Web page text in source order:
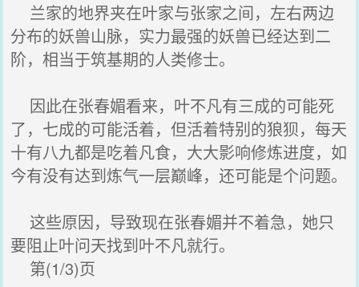
兰家的地界夹在叶家与张家之间，左右两边
分布的妖兽山脉，实力最强的妖兽已经达到二
阶，相当于筑基期的人类修士。
因此在张春媚看来，叶不凡有三成的可能死
了，七成的可能活着，但活着特别的狼狈，每天
十有八九都是吃着凡食，大大影响修炼进度，如
今有没有达到炼气一层巅峰，还可能是个问题。
这些原因，导致现在张春媚并不着急，她只
要阻止叶问天找到叶不凡就行。
第(1/3)页